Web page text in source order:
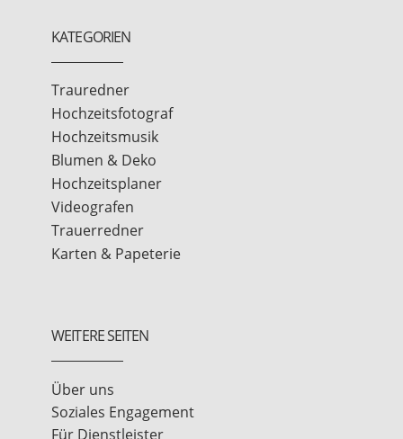
KATEGORIEN
Trauredner
Hochzeitsfotograf
Hochzeitsmusik
Blumen & Deko
Hochzeitsplaner
Videografen
Trauerredner
Karten & Papeterie
WEITERE SEITEN
Über uns
Soziales Engagement
Für Dienstleister